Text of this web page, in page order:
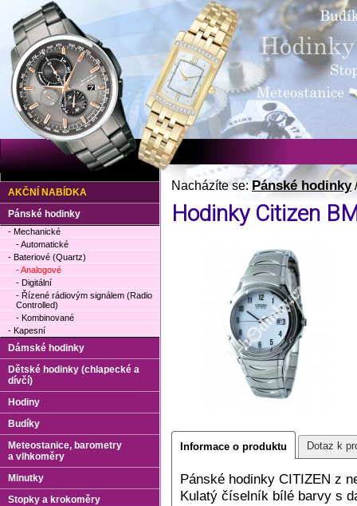
Nacházíte se:Pánské hodinky
Hodinky Citizen
Informace o produktu Dotaz k
Pánské hodinky CITIZEN z
Kulatý číselník bílé barvy s
AKČNÍ NABÍDKA
Pánské hodinky
- Mechanické
- Automatické
- Bateriové (Quartz)
- Analogové
- Digitální
- Řízené rádiovým signálem (Radio
Controlled)
- Kombinované
- Kapesní
Dámské hodinky
Dětské hodinky (chlapecké a
dívčí)
Hodiny
Budíky
Meteostanice, barometry
a vlhkoměry
Minutky
Stopky a krokoměry